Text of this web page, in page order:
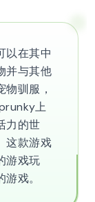
以在其中
并与其他
驯服，
上
力的世
这款游戏
游戏玩
戏。